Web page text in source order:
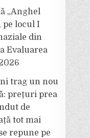
„Anghel
pe locul I
din
Evaluarea
trag un nou
prețuri prea
de
tot mai
repune pe